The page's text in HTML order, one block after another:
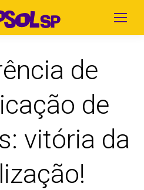
de
de
vitória da